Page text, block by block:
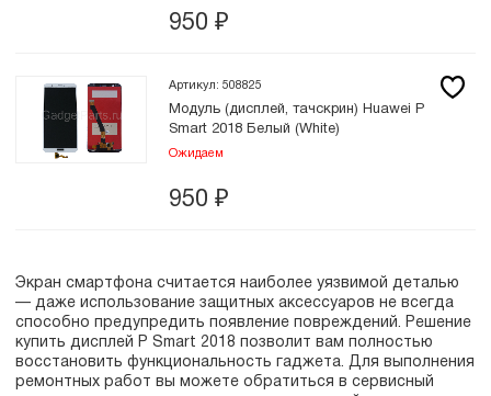
950 ₽
Артикул: 508825
Модуль (дисплей, тачскрин) Huawei P
Smart 2018 Белый (White)
Ожидаем
950 ₽
Экран смартфона считается наиболее уязвимой деталью
— даже использование защитных аксессуаров не всегда
способно предупредить появление повреждений. Решение
купить дисплей P Smart 2018 позволит вам полностью
восстановить функциональность гаджета. Для выполнения
ремонтных работ вы можете обратиться в сервисный